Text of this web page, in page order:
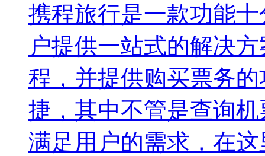
携程旅行是一款功能
户提供一站式的解决
程，并提供购买票务
捷，其中不管是查询
满足用户的需求，在